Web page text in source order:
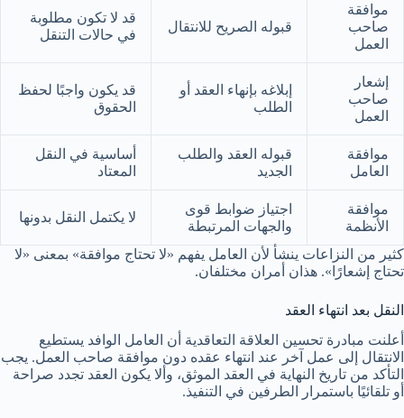
موافقة
صاحب
العمل
قبوله الصريح للانتقال
قد لا تكون مطلوبة
في حالات التنقل
إشعار
صاحب
العمل
إبلاغه بإنهاء العقد أو
الطلب
قد يكون واجبًا لحفظ
الحقوق
موافقة
العامل
قبوله العقد والطلب
الجديد
أساسية في النقل
المعتاد
موافقة
الأنظمة
اجتياز ضوابط قوى
والجهات المرتبطة
لا يكتمل النقل بدونها
كثير من النزاعات ينشأ لأن العامل يفهم «لا تحتاج موافقة» بمعنى «لا
تحتاج إشعارًا». هذان أمران مختلفان.
النقل بعد انتهاء العقد
أعلنت مبادرة تحسين العلاقة التعاقدية أن العامل الوافد يستطيع
الانتقال إلى عمل آخر عند انتهاء عقده دون موافقة صاحب العمل. يجب
التأكد من تاريخ النهاية في العقد الموثق، وألا يكون العقد تجدد صراحة
أو تلقائيًا باستمرار الطرفين في التنفيذ.